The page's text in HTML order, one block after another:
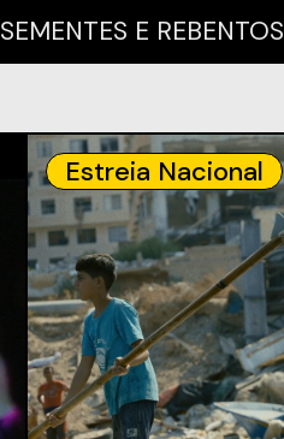
SEMENTES E REBENTOS
Estreia Nacional